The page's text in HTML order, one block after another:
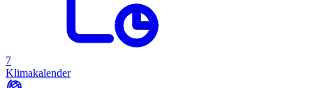
7
Klimakalender